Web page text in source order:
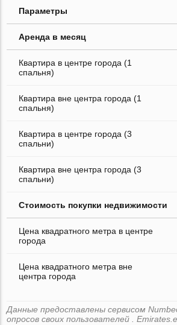
Параметры
Аренда в месяц
Квартира в центре города (1
спальня)
Квартира вне центра города (1
спальня)
Квартира в центре города (3
спальни)
Квартира вне центра города (3
спальни)
Стоимость покупки недвижимости
Цена квадратного метра в центре
города
Цена квадратного метра вне
центра города
Данные предоставлены сервисом
опросов своих пользователей .